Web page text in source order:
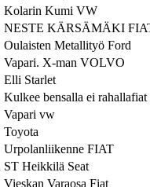
Kolarin Kumi VW
NESTE KÄRSÄMÄKI
Oulaisten Metallityö Ford
Vapari. X-man VOLVO
Elli Starlet
Kulkee bensalla ei rahallafiat
Vapari vw
Toyota
Urpolanliikenne FIAT
ST Heikkilä Seat
Vieskan Varaosa Fiat